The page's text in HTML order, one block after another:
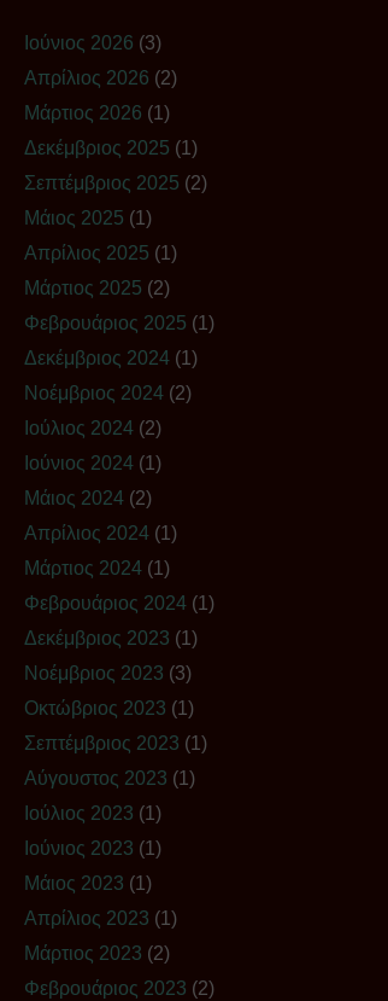
Ιούνιος 2026 (3)
Απρίλιος 2026 (2)
Μάρτιος 2026 (1)
Δεκέμβριος 2025 (1)
Σεπτέμβριος 2025 (2)
Μάιος 2025 (1)
Απρίλιος 2025 (1)
Μάρτιος 2025 (2)
Φεβρουάριος 2025 (1)
Δεκέμβριος 2024 (1)
Νοέμβριος 2024 (2)
Ιούλιος 2024 (2)
Ιούνιος 2024 (1)
Μάιος 2024 (2)
Απρίλιος 2024 (1)
Μάρτιος 2024 (1)
Φεβρουάριος 2024 (1)
Δεκέμβριος 2023 (1)
Νοέμβριος 2023 (3)
Οκτώβριος 2023 (1)
Σεπτέμβριος 2023 (1)
Αύγουστος 2023 (1)
Ιούλιος 2023 (1)
Ιούνιος 2023 (1)
Μάιος 2023 (1)
Απρίλιος 2023 (1)
Μάρτιος 2023 (2)
Φεβρουάριος 2023 (2)